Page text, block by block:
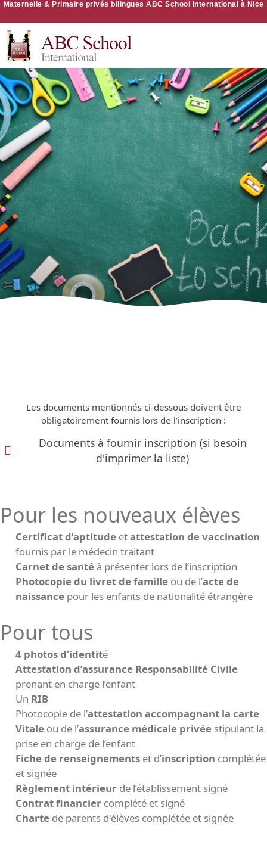
Maternelle & Primaire privés bilingues ABC School International à Nice
Les documents mentionnés ci-dessous doivent être
obligatoirement fournis lors de l’inscription :
Documents à fournir inscription (si besoin
d'imprimer la liste)
Pour les nouveaux élèves
Certificat d’aptitude etattestation de vaccination
fournis par le médecin traitant
Carnet de santéà présenter lors de l’inscription
Photocopie du livret de famille ou de l’acte de
naissance pour les enfants de nationalité étrangère
Pour tous
4 photos d’identité
Attestation d’assurance Responsabilité Civile
prenant en charge l’enfant
Un RIB
Photocopie de l’attestation accompagnant la carte
Vitale ou de l’assurance médicale privée stipulant la
prise en charge de l’enfant
Fiche de renseignements et d’inscription complétée
et signée
Règlement intérieur de l’établissement signé
Contrat financier complété et signé
Charte de parents d'élèves complétée et signée